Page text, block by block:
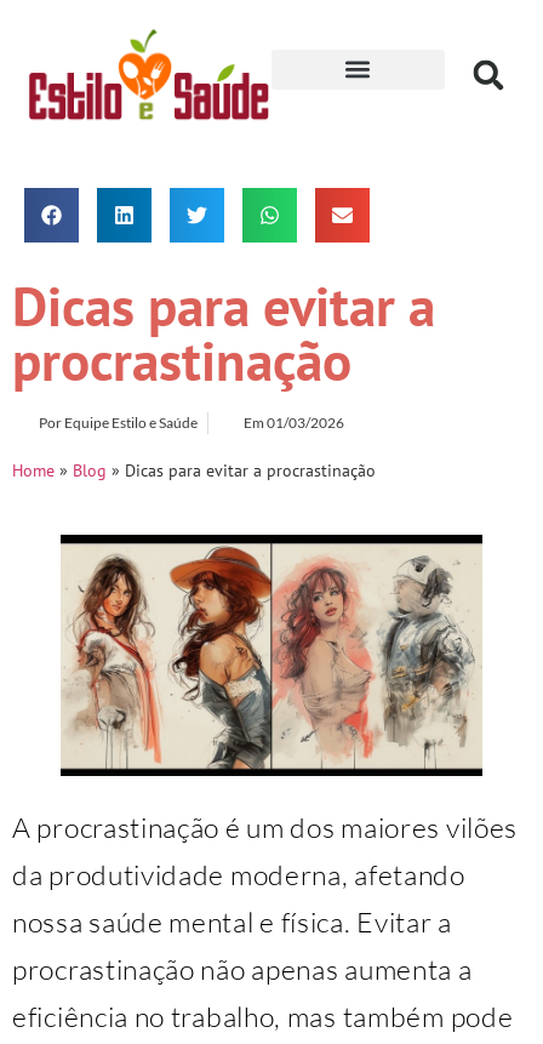
Dicas para evitar a
procrastinação
Por Equipe Estilo e Saúde Em 01/03/2026
Home » Blog » Dicas para evitar a procrastinação
A procrastinação é um dos maiores vilões
da produtividade moderna, afetando
nossa saúde mental e física. Evitar a
procrastinação não apenas aumenta a
eficiência no trabalho, mas também pode